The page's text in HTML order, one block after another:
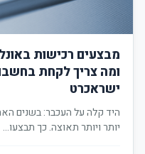
מבצעים רכישות
ומה צריך לקחת
ישראכרט
היד קלה על העכבר: בשנים
יותר ויותר תאוצה. כך תבצעו…